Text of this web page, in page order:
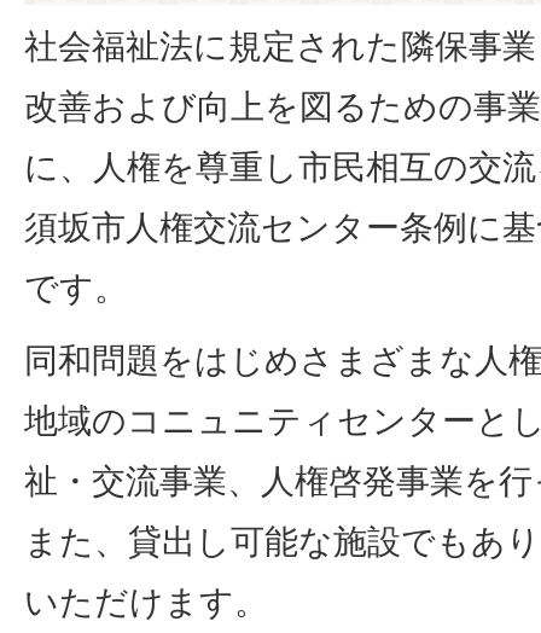
社会福祉法に規定された隣保事
改善および向上を図るための事
に、人権を尊重し市民相互の交
須坂市人権交流センター条例に
です。
同和問題をはじめさまざまな人
地域のコニュニティセンターと
祉・交流事業、人権啓発事業を
また、貸出し可能な施設でもあ
いただけます。